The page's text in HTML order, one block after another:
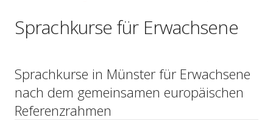
Sprachkurse für Erwachsene
Sprachkurse in Münster für Erwachsene
nach dem gemeinsamen europäischen
Referenzrahmen